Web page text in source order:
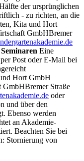
der ursprünglichen
- zu richten, an die
Kita und Hort
GmbHBremer
Eine
Post oder E-Mail bei
Hort GmbH
GmbHBremer Straße
oder
und über den
Ebenso werden
an Akademie-
Beachten Sie bei
Stornierung von